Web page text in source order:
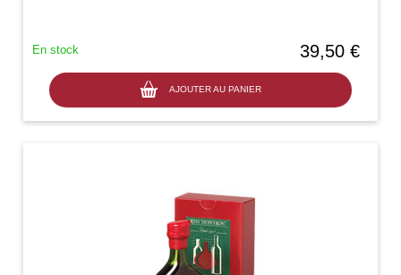
39,50 €
AJOUTER AU PANIER
En stock